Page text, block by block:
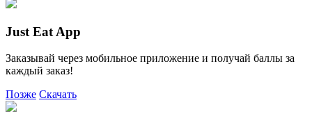
Just Eat App
Заказывай через мобильное приложение и получай баллы за
каждый заказ!
Позже Скачать